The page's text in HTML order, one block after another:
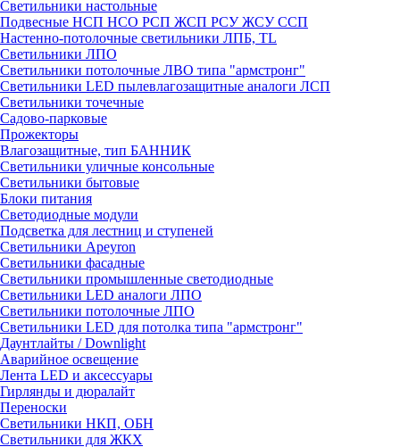
Светильники настольные
Подвесные НСП НСО РСП ЖСП РСУ ЖСУ ССП
Настенно-потолочные светильники ЛПБ, TL
Светильники ЛПО
Светильники потолочные ЛВО типа "армстронг"
Светильники LED пылевлагозащитные аналоги ЛСП
Светильники точечные
Садово-парковые
Прожекторы
Влагозащитные, тип БАННИК
Светильники уличные консольные
Светильники бытовые
Блоки питания
Светодиодные модули
Подсветка для лестниц и ступеней
Светильники Apeyron
Светильники фасадные
Светильники промышленные светодиодные
Светильники LED аналоги ЛПО
Светильники потолочные ЛПО
Светильники LED для потолка типа "армстронг"
Даунтлайты / Downlight
Аварийное освещение
Лента LED и аксессуары
Гирлянды и дюралайт
Переноски
Светильники НКП, ОБН
Светильники для ЖКХ